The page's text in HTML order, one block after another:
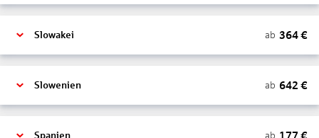
Slowakei ab 364€
Slowenien ab 642 €
Spanien ab 177 €